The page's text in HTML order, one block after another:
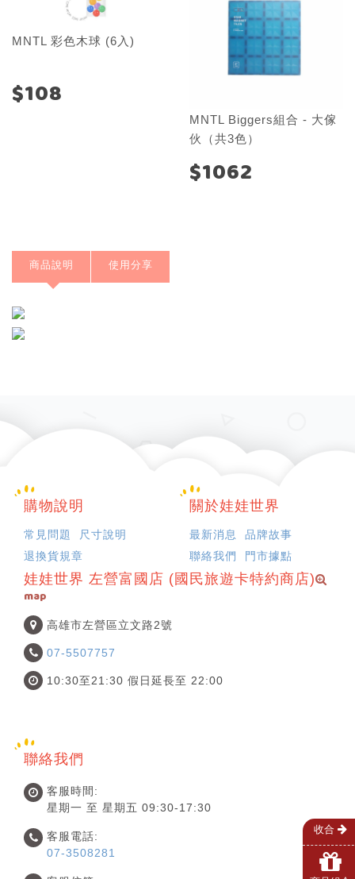
MNTL 彩色木球 (6入)
$108
MNTL Biggers組合 - 大傢
伙（共3色）
$1062
商品說明 使用分享
購物說明
常見問題
尺寸說明
退換貨規章
關於娃娃世界
最新消息
品牌故事
聯絡我們
門市據點
娃娃世界 左營富國店 (國民旅遊卡特約商店)
map
高雄市左營區立文路2號
07-5507757
10:30至21:30 假日延長至 22:00
聯絡我們
客服時間:
星期一 至 星期五 09:30-17:30
客服電話:
07-3508281
收合